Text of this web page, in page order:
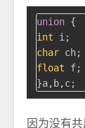
union {
int
char
float f;
因为没有